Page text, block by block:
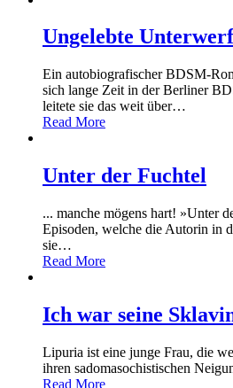
Ungelebte
Ein autobiografischer BDSM-
sich lange Zeit in der Berliner
leitete sie das weit über…
Read More
Unter der Fuchtel
... manche mögens hart! »Unter
Episoden, welche die Autorin in
sie…
Read More
Ich war seine
Lipuria ist eine junge Frau, die
ihren sadomasochistischen
Read More